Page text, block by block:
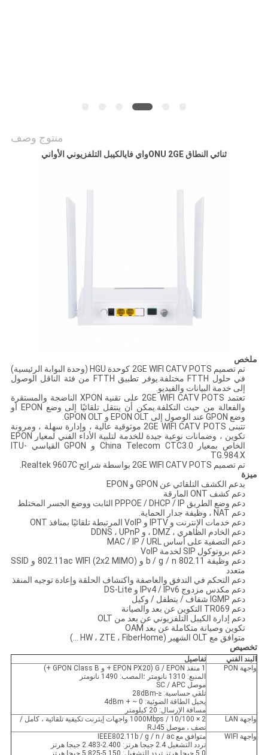
منتوج وصف
ثنائي النطاق ONU 2GE واي فايالكيبل التلفزيوني الأواني
ملخص
تم تصميم 2GE WIFI CATV POTS كوحدة HGU (وحدة البوابة الرئيسية)
في حلول FTTH مختلفة.يوفر تطبيق FTTH من فئة الناقل الوصول
إلى خدمة البيانات والفيديو.
تعتمد 2GE WIFI CATV POTS على تقنية XPON الناضجة والمستقرة
والفعالة من حيث التكلفة.يمكن أن ينتقل تلقائيًا إلى وضع EPON أو
وضع GPON عند الوصول إلى EPON OLT و GPON OLT.
تتبنى 2GE WIFI CATV POTS موثوقية عالية ، وإدارة سهلة ، ومرونة
تكوين ، وضمانات نوعية جيدة للخدمة لتلبية الأداء الفني لمعيار EPON
الخاص بمعيار China Telecom CTC3.0 و GPON القياسي ITU-
TG.984.X
تم تصميم 2GE WIFI CATV POTS بواسطة شرائح Realtek 9607C.
ميزة
يدعم الكشف التلقائي عن GPON و EPON
دعم كشف ONT المارقة
دعم وضع الطريق PPPOE / DHCP / IP الثابت ووضع الجسر المختلط
دعم NAT ، وظيفة جدار الحماية.
دعم خدمات الإنترنت و IPTV و VoIP المرتبطة تلقائيًا بمنافذ ONT
دعم الخادم الظاهري ، DMZ ، و DDNS ، UPnP
دعم التصفية على أساس MAC / IP / URL
دعم بروتوكول SIP لخدمة VoIP
دعم وظيفة 802.11 b / g / n و 802.11ac WIFI (2x2 MIMO) و SSID
متعدد
دعم التحكم في التدفق والعاصفة واكتشاف الحلقة وإعادة توجيه المنفذ
دعم مكدس مزدوج IPv4 / IPv6 و DS-Lite
دعم IGMP شفاف / يتطفل / وكيل
دعم TR069 التكوين عن بعد والصيانة
دعم إدارة الكيبل التلفزيوني عن بعد من OLT
تكوين وصيانة متكاملة عن بعد OAM
متوافق مع OLT الشهير (HW ، ZTE ، FiberHome ...)
تخصيص
البند الفني
تفاصيل
واجهة PON
1 منفذ G / EPON (EPON PX20 + و GPON Class B +)
المنبع: 1310 نانومتر ؛المصب: 1490 نانومتر
موصل SC / APC
تلقي حساسية: ≤-28dBm
يحيل الطاقة الضوئية: 0 ~ + 4dBm
مسافة الإرسال: 20 كيلومتر
واجهة LAN
2 × 10/100 / 1000Mbps واجهات إيثرنت تكيفية تلقائية ، كامل /
نصف ، موصل RJ45
واجهة WIFI
متوافق مع IEEE802.11b / g / n / ac
تردد التشغيل 2.4 جيجا هرتز: 2.400-2.483 جيجا هرتز